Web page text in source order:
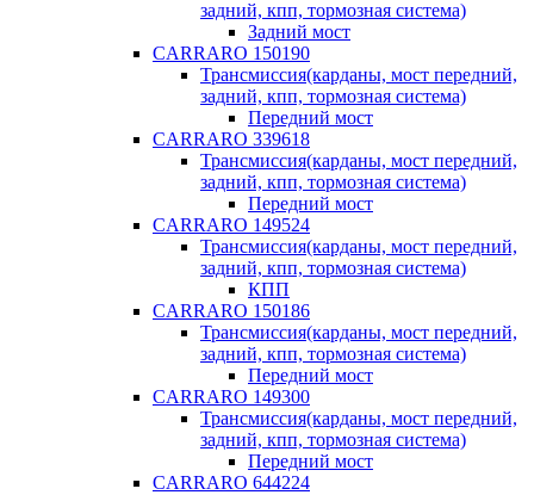
задний, кпп, тормозная система)
Задний мост
CARRARO 150190
Трансмиссия(карданы, мост передний,
задний, кпп, тормозная система)
Передний мост
CARRARO 339618
Трансмиссия(карданы, мост передний,
задний, кпп, тормозная система)
Передний мост
CARRARO 149524
Трансмиссия(карданы, мост передний,
задний, кпп, тормозная система)
КПП
CARRARO 150186
Трансмиссия(карданы, мост передний,
задний, кпп, тормозная система)
Передний мост
CARRARO 149300
Трансмиссия(карданы, мост передний,
задний, кпп, тормозная система)
Передний мост
CARRARO 644224